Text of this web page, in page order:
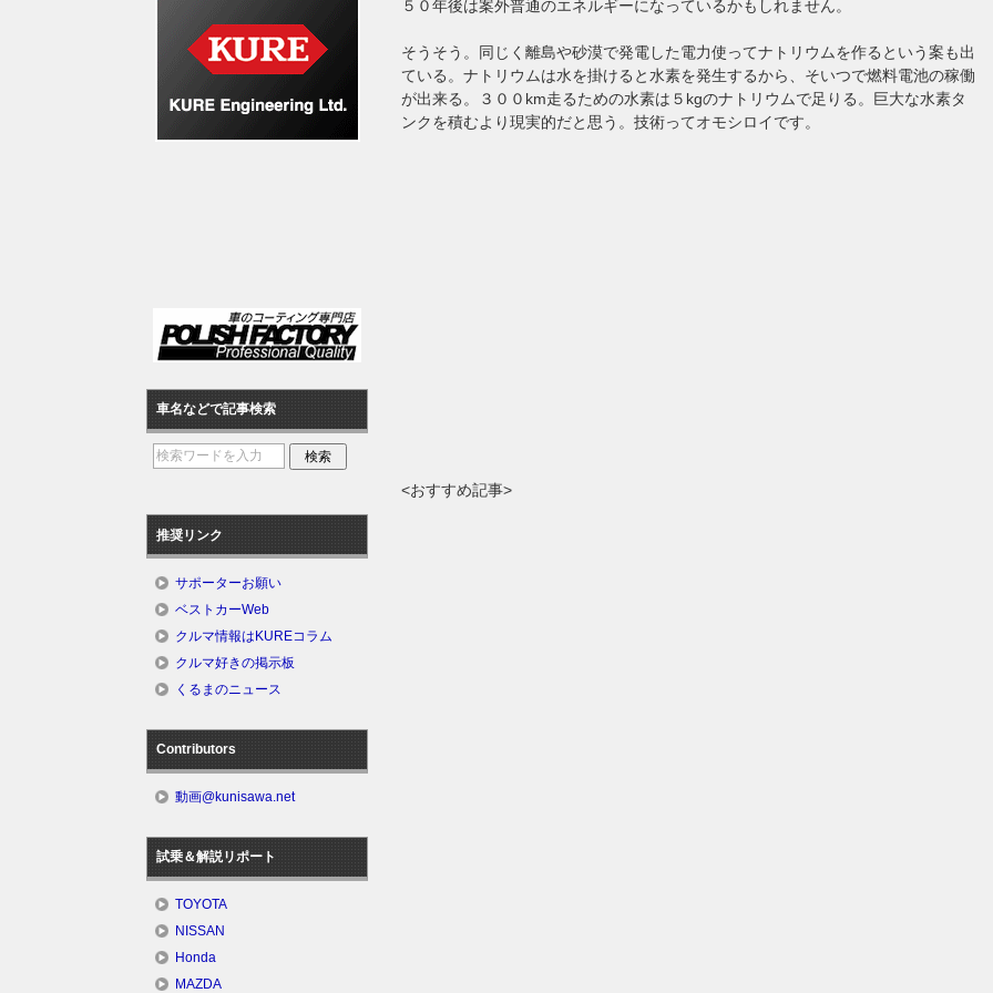
５０年後は案外普通のエネルギーになっているかもしれません。
そうそう。同じく離島や砂漠で発電した電力使ってナトリウムを作るという案も出
ている。ナトリウムは水を掛けると水素を発生するから、そいつで燃料電池の稼働
が出来る。３００km走るための水素は５kgのナトリウムで足りる。巨大な水素タ
ンクを積むより現実的だと思う。技術ってオモシロイです。
<おすすめ記事>
車名などで記事検索
推奨リンク
サポーターお願い
ベストカーWeb
クルマ情報はKUREコラム
クルマ好きの掲示板
くるまのニュース
Contributors
動画@kunisawa.net
試乗＆解説リポート
TOYOTA
NISSAN
Honda
MAZDA